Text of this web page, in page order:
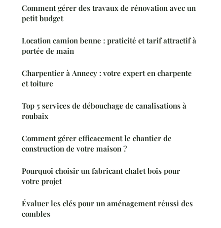
Comment gérer des travaux de rénovation avec un
petit budget
Location camion benne : praticité et tarif attractif à
portée de main
Charpentier à Annecy : votre expert en charpente
et toiture
Top 5 services de débouchage de canalisations à
roubaix
Comment gérer efficacement le chantier de
construction de votre maison ?
Pourquoi choisir un fabricant chalet bois pour
votre projet
Évaluer les clés pour un aménagement réussi des
combles